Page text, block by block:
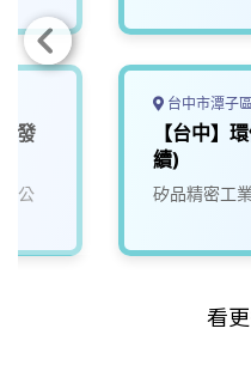
發
公
台中市潭子
【台中】
續)
矽品精密工
看